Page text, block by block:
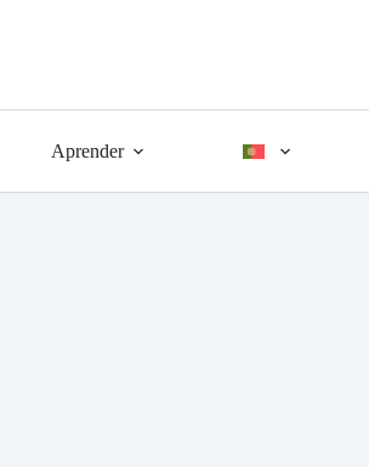
Aprender